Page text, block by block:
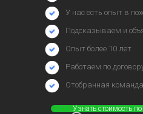
У нас есть опыт в
Подсказываем и
Опыт более 10 лет
Работаем по
⠀⠀⠀⠀Узнать стоимость
Отобранная